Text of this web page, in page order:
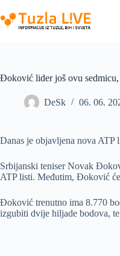
to
content
Đoković lider još ovu
DeSk 06. 06.
Danas je objavljena nova ATP
Srbijanski teniser Novak
ATP listi. Međutim, Đoković
Đoković trenutno ima 8.770
izgubiti dvije hiljade bodova, te